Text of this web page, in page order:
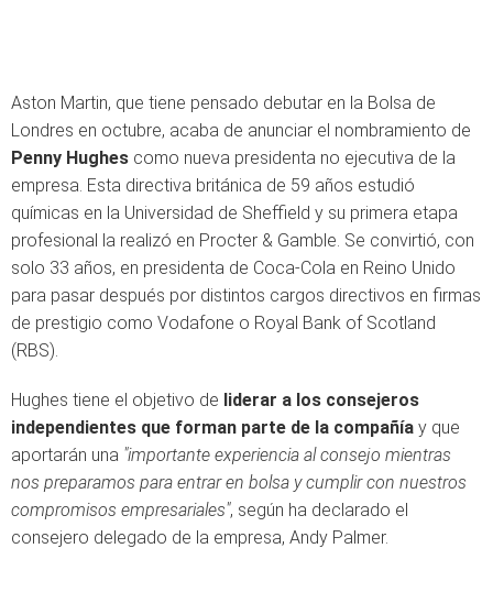
Aston Martin, que tiene pensado debutar en la Bolsa de
Londres en octubre, acaba de anunciar el nombramiento de
Penny Hughes como nueva presidenta no ejecutiva de la
empresa. Esta directiva británica de 59 años estudió
químicas en la Universidad de Sheffield y su primera etapa
profesional la realizó en Procter & Gamble. Se convirtió, con
solo 33 años, en presidenta de Coca-Cola en Reino Unido
para pasar después por distintos cargos directivos en firmas
de prestigio como Vodafone o Royal Bank of Scotland
(RBS).
Hughes tiene el objetivo de liderar a los consejeros
independientes que forman parte de la compañía y que
aportarán una "importante experiencia al consejo mientras
nos preparamos para entrar en bolsa y cumplir con nuestros
compromisos empresariales", según ha declarado el
consejero delegado de la empresa, Andy Palmer.